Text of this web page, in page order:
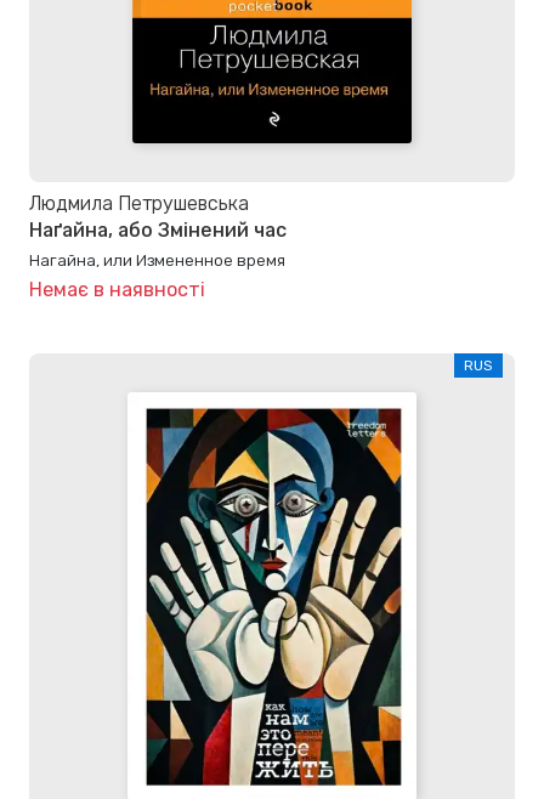
Людмила Петрушевська
Наґайна, або Змінений час
Нагайна, или Измененное время
Немає в наявності
RUS